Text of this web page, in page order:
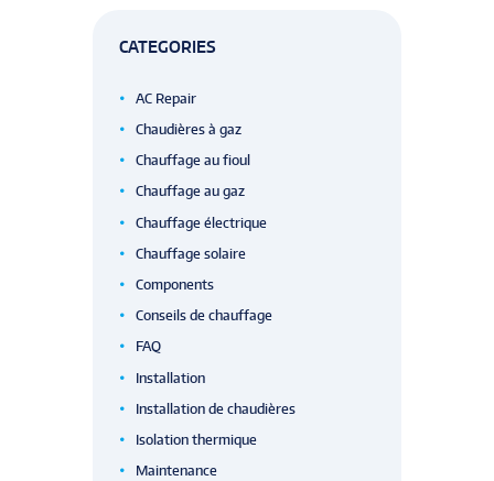
CATEGORIES
AC Repair
Chaudières à gaz
Chauffage au fioul
Chauffage au gaz
Chauffage électrique
Chauffage solaire
Components
Conseils de chauffage
FAQ
Installation
Installation de chaudières
Isolation thermique
Maintenance